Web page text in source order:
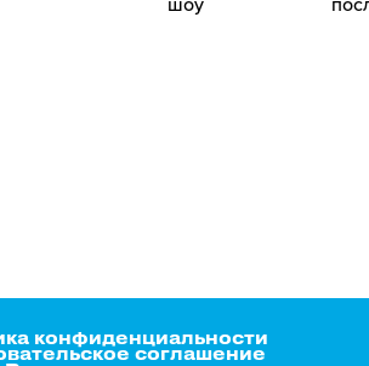
конфиденциальности
соглашение